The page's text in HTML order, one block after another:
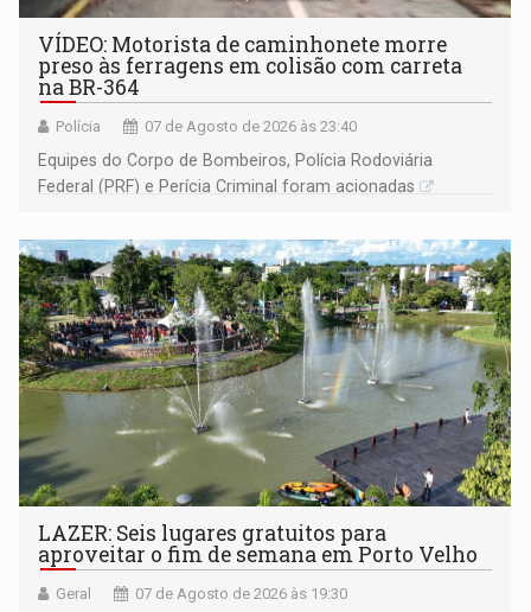
VÍDEO: Motorista de caminhonete morre
preso às ferragens em colisão com carreta
na BR-364
Polícia 07 de Agosto de 2026 às 23:40
Equipes do Corpo de Bombeiros, Polícia Rodoviária
Federal (PRF) e Perícia Criminal foram acionadas
LAZER: Seis lugares gratuitos para
aproveitar o fim de semana em Porto Velho
Geral 07 de Agosto de 2026 às 19:30